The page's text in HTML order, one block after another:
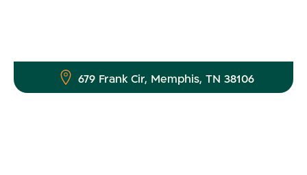
679 Frank Cir, Memphis, TN 38106